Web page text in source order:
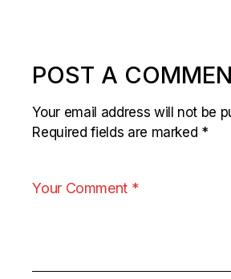
POST A
Your email address will not be
Required fields are marked *